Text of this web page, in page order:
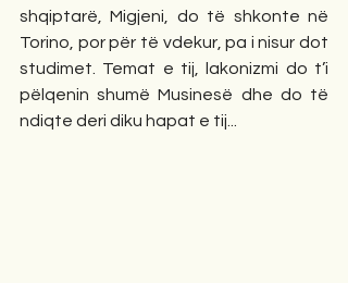
shqiptarë, Migjeni, do të shkonte në
Torino, por për të vdekur, pa i nisur dot
studimet. Temat e tij, lakonizmi do t’i
pëlqenin shumë Musinesë dhe do të
ndiqte deri diku hapat e tij...